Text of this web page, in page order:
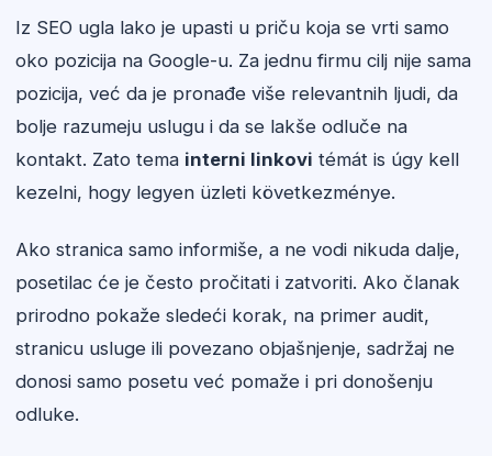
Iz SEO ugla lako je upasti u priču koja se vrti samo
oko pozicija na Google-u. Za jednu firmu cilj nije sama
pozicija, već da je pronađe više relevantnih ljudi, da
bolje razumeju uslugu i da se lakše odluče na
kontakt. Zato tema interni linkovi témát is úgy kell
kezelni, hogy legyen üzleti következménye.
Ako stranica samo informiše, a ne vodi nikuda dalje,
posetilac će je često pročitati i zatvoriti. Ako članak
prirodno pokaže sledeći korak, na primer audit,
stranicu usluge ili povezano objašnjenje, sadržaj ne
donosi samo posetu već pomaže i pri donošenju
odluke.